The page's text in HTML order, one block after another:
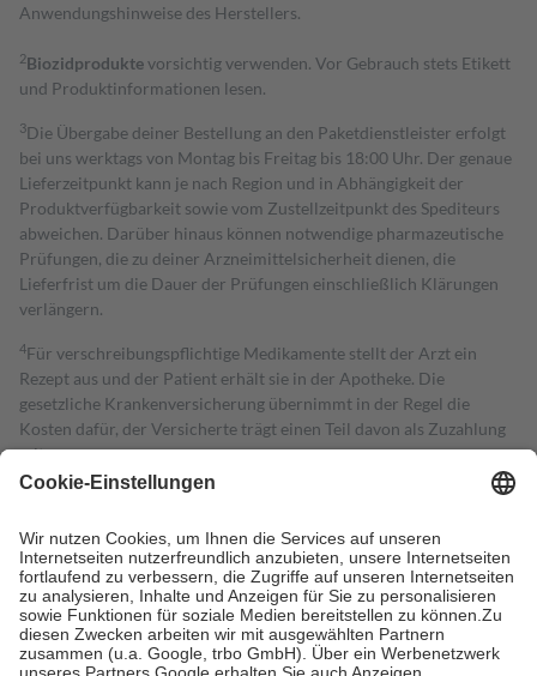
Anwendungshinweise des Herstellers.
2Biozidproduktevorsichtig verwenden. Vor Gebrauch stets Etikett
und Produktinformationen lesen.
3Die Übergabe deiner Bestellung an den Paketdienstleister erfolgt
bei uns werktags von Montag bis Freitag bis 18:00 Uhr. Der genaue
Lieferzeitpunkt kann je nach Region und in Abhängigkeit der
Produktverfügbarkeit sowie vom Zustellzeitpunkt des Spediteurs
abweichen. Darüber hinaus können notwendige pharmazeutische
Prüfungen, die zu deiner Arzneimittelsicherheit dienen, die
Lieferfrist um die Dauer der Prüfungen einschließlich Klärungen
verlängern.
4Für verschreibungspflichtige Medikamente stellt der Arzt ein
Rezept aus und der Patient erhält sie in der Apotheke. Die
gesetzliche Krankenversicherung übernimmt in der Regel die
Kosten dafür, der Versicherte trägt einen Teil davon als Zuzahlung
mit.
Grundsätzlich leisten Mitglieder Zuzahlungen in Höhe von zehn
höchstens zehn Euro.
Es sind jedoch nie mehr als die tatsächlichen
Kosten der Leistung zu entrichten.
Diese Regeln gelten grundsätzlich auch für Online-Apotheken.
Bei Heilmitteln und häuslicher Krankenpflege beträgt die
Zuzahlung zehn Prozent der Kosten sowie zehn Euro je
Verordnung.